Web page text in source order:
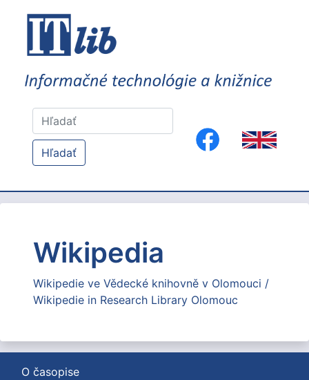
Hľadať
Wikipedia
Wikipedie ve Vědecké knihovně v Olomouci /
Wikipedie in Research Library Olomouc
O časopise